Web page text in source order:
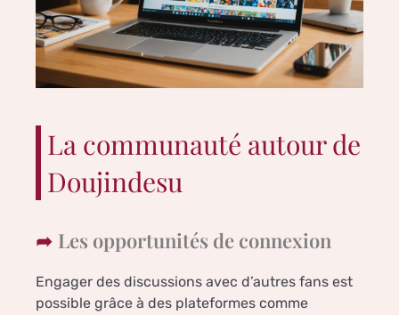
La communauté autour de
Doujindesu
Les opportunités de connexion
Engager des discussions avec d’autres fans est
possible grâce à des plateformes comme